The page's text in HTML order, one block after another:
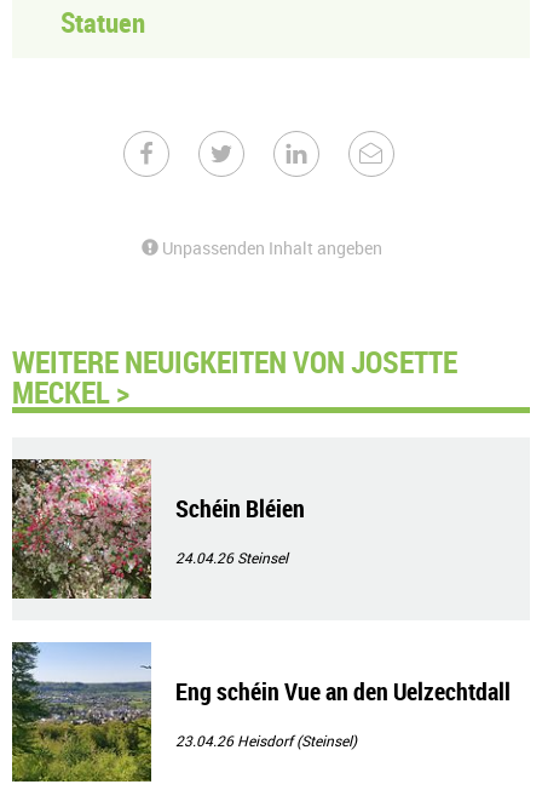
Statuen
Unpassenden Inhalt angeben
WEITERE NEUIGKEITEN VON JOSETTE
MECKEL >
Schéin Bléien
24.04.26Steinsel
Eng schéin Vue an den Uelzechtdall
23.04.26Heisdorf (Steinsel)